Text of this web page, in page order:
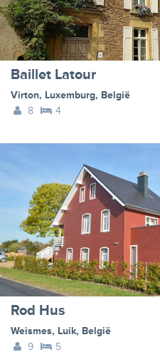
Baillet Latour
Virton, Luxemburg, België
8
4
Rod Hus
Weismes, Luik, België
9
5